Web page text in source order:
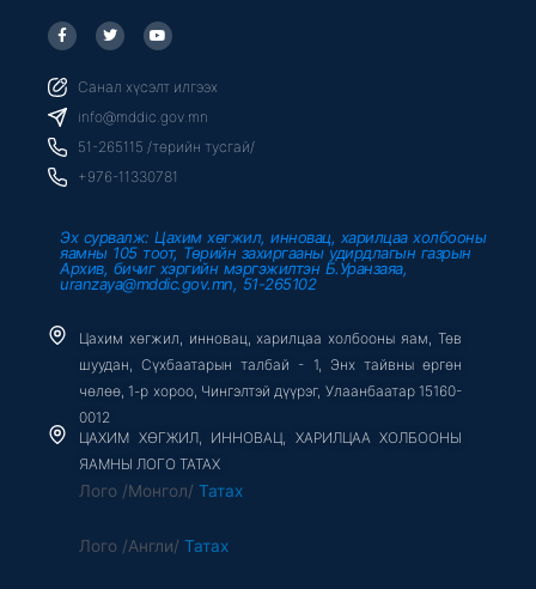
F
a
c
b
o
o
k
f
T
w
i
t
r
Y
o
u
u
e
Санал хүсэлт илгээх
info@mddic.gov.mn
51-265115 /төрийн тусгай/
+976-11330781
Эх сурвалж: Цахим хөгжил, инновац, харилцаа холбооны
яамны 105 тоот, Төрийн захиргааны удирдлагын газрын
Архив, бичиг хэргийн мэргэжилтэн Б.Уранзаяа,
uranzaya@mddic.gov.mn, 51-265102
Цахим хөгжил, инновац, харилцаа холбооны яам, Төв
шуудан, Сүхбаатарын талбай - 1, Энх тайвны өргөн
чөлөө, 1-р хороо, Чингэлтэй дүүрэг, Улаанбаатар 15160-
0012
ЦАХИМ ХӨГЖИЛ, ИННОВАЦ, ХАРИЛЦАА ХОЛБООНЫ
ЯАМНЫ ЛОГО ТАТАХ
Лого /Монгол/ Татах
Лого /Англи/ Татах